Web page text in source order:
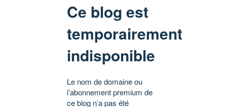
Ce blog est
temporairement
indisponible
Le nom de domaine ou
l’abonnement premium de
ce blog n’a pas été